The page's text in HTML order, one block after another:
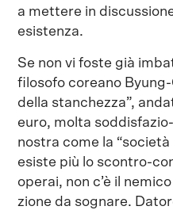
a mettere in
esistenza.
Se non vi foste già
filosofo coreano
della stanchezza”,
euro, molta
nostra come la
esiste più lo scontro-
operai, non c’è il
zione da sognare.